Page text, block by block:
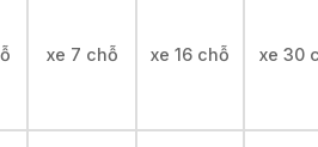
xe 7 chỗ xe 16 chỗ xe 30